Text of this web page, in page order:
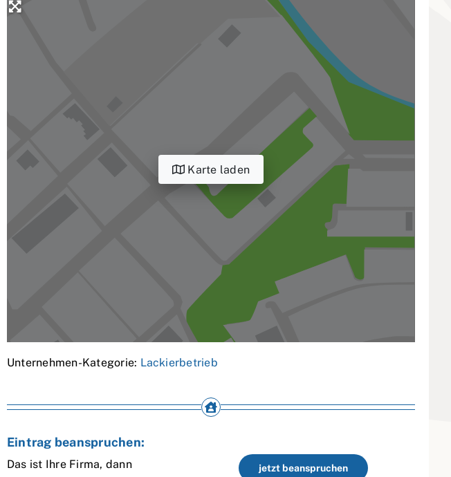
Karte laden
Unternehmen-Kategorie: Lackierbetrieb
Eintrag beanspruchen:
Das ist Ihre Firma, dann
jetzt beanspruchen